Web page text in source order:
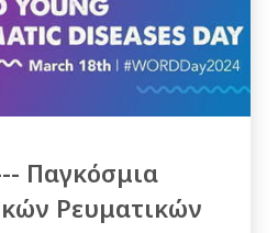
Παγκόσμια
Ρευματικών